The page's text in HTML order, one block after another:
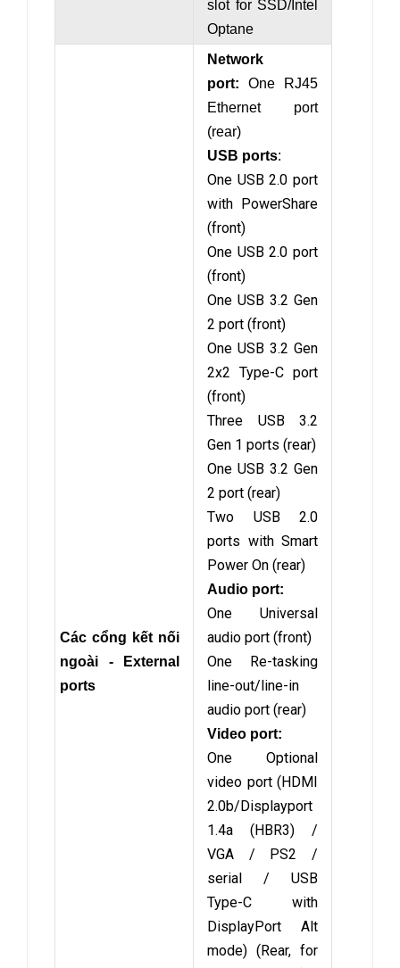
slot for SSD/Intel
Optane
Các cổng kết nối
ngoài - External
ports
Network
port: One RJ45
Ethernet port
(rear)
USB ports:
One USB 2.0 port
with PowerShare
(front)
One USB 2.0 port
(front)
One USB 3.2 Gen
2 port (front)
One USB 3.2 Gen
2x2 Type-C port
(front)
Three USB 3.2
Gen 1 ports (rear)
One USB 3.2 Gen
2 port (rear)
Two USB 2.0
ports with Smart
Power On (rear)
Audio port:
One Universal
audio port (front)
One Re-tasking
line-out/line-in
audio port (rear)
Video port:
One Optional
video port (HDMI
2.0b/Displayport
1.4a (HBR3) /
VGA / PS2 /
serial / USB
Type-C with
DisplayPort Alt
mode) (Rear, for